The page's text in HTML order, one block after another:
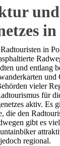
und
in
und entlang
und
vieler
für
aktiv. Es
die den
gibt es
regional.